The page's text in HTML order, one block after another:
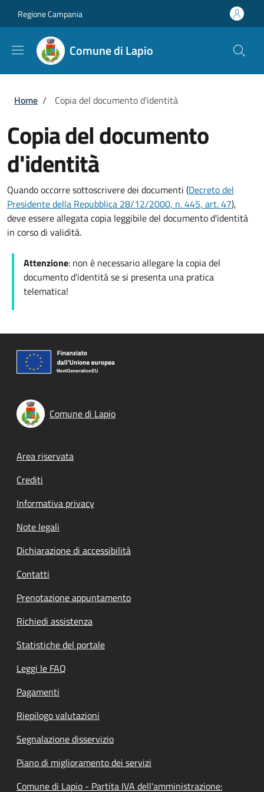
Regione Campania
Comune di Lapio
Briciole di pane
Home / Copia del documento d'identità
Copia del documento
d'identità
Quando occorre sottoscrivere dei documenti (Decreto del
Presidente della Repubblica 28/12/2000, n. 445, art. 47),
deve essere allegata copia leggibile del documento d'identità
in corso di validità.
Attenzione: non è necessario allegare la copia del
documento d'identità se si presenta una pratica
telematica!
Comune di Lapio
Footer menu
Area riservata
Crediti
Informativa privacy
Note legali
Dichiarazione di accessibilità
Contatti
Prenotazione appuntamento
Richiedi assistenza
Statistiche del portale
Leggi le FAQ
Pagamenti
Riepilogo valutazioni
Segnalazione disservizio
Piano di miglioramento dei servizi
Comune di Lapio - Partita IVA dell'amministrazione: